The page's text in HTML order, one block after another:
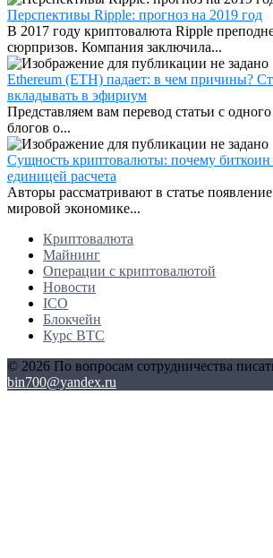
Перспективы Ripple: прогноз на 2019 год
В 2017 году криптовалюта Ripple
сюрпризов. Компания заключила...
Ethereum (ETH) падает: в чем причины?
вкладывать в эфириум
Представляем вам перевод статьи с
блогов о...
Сущность криптовалюты: почему биткоин
единицей расчета
Авторы рассматривают в статье
мировой экономике...
Криптовалюта
Майнинг
Операции с криптовалютой
Новости
ICO
Блокчейн
Курс BTC
© 2026 По вопросам сотрудничества
bin700@yandex.ru